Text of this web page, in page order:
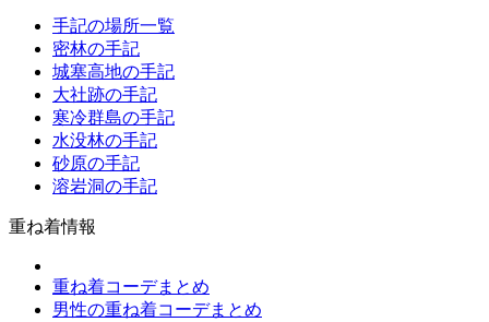
手記の場所一覧
密林の手記
城塞高地の手記
大社跡の手記
寒冷群島の手記
水没林の手記
砂原の手記
溶岩洞の手記
重ね着情報
重ね着コーデまとめ
男性の重ね着コーデまとめ